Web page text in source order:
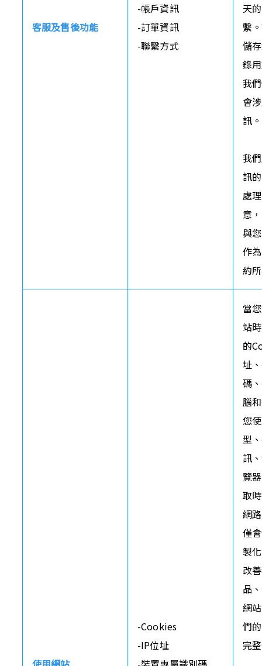
客服及售後功能
-帳戶資訊
-訂單資訊
-聯繫方式
天
繫
儲
錄
我
會
訊。
我
訊
處
意
與
作
約
-Cookies
-IP位址
當
站
的
址
碼
腦
您
型
訊
覽
取
網
僅
製
改
品
網
們
完